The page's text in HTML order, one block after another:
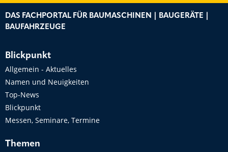
DAS FACHPORTAL FÜR BAUMASCHINEN | BAUGERÄTE |
BAUFAHRZEUGE
Blickpunkt
Allgemein - Aktuelles
Namen und Neuigkeiten
Top-News
Blickpunkt
Messen, Seminare, Termine
Themen